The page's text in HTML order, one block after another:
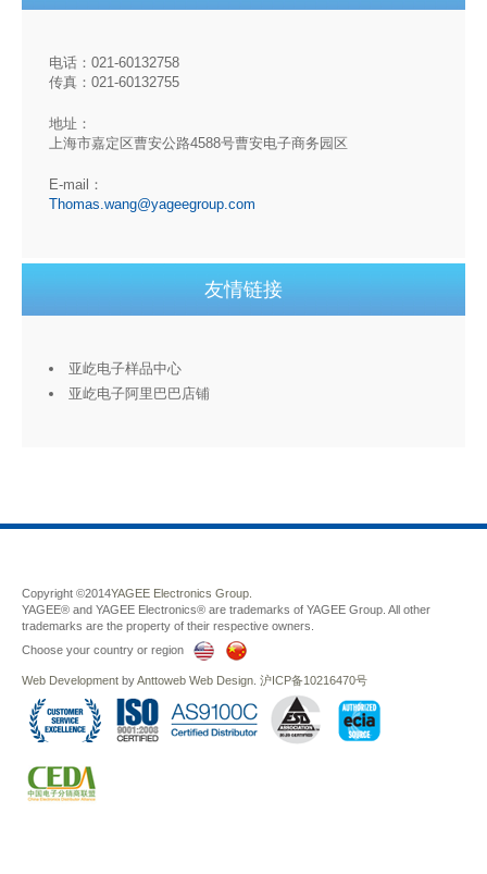
电话：021-60132758
传真：021-60132755
地址：
上海市嘉定区曹安公路4588号曹安电子商务园区
E-mail：
Thomas.wang@yageegroup.com
友情链接
亚屹电子样品中心
亚屹电子阿里巴巴店铺
Copyright ©2014YAGEE Electronics Group.
YAGEE® and YAGEE Electronics® are trademarks of YAGEE Group. All other
trademarks are the property of their respective owners.
Choose your country or region
Web Development byAnttoweb Web Design 沪ICP备10216470号